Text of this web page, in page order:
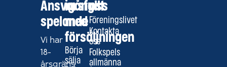
Ansvarsfullt
spelande
Vi har
18-
årsgräns
igång
med
försäljningen
Börja
sälja
oss
Föreningslivet
Kontakta
oss
Folkspels
allmänna